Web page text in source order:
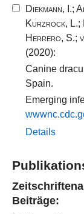
Diekmann, I.;
Kurzrock, L.;
Herrero, S.;
(2020):
Canine
Spain.
Emerging
Details
Beiträge: